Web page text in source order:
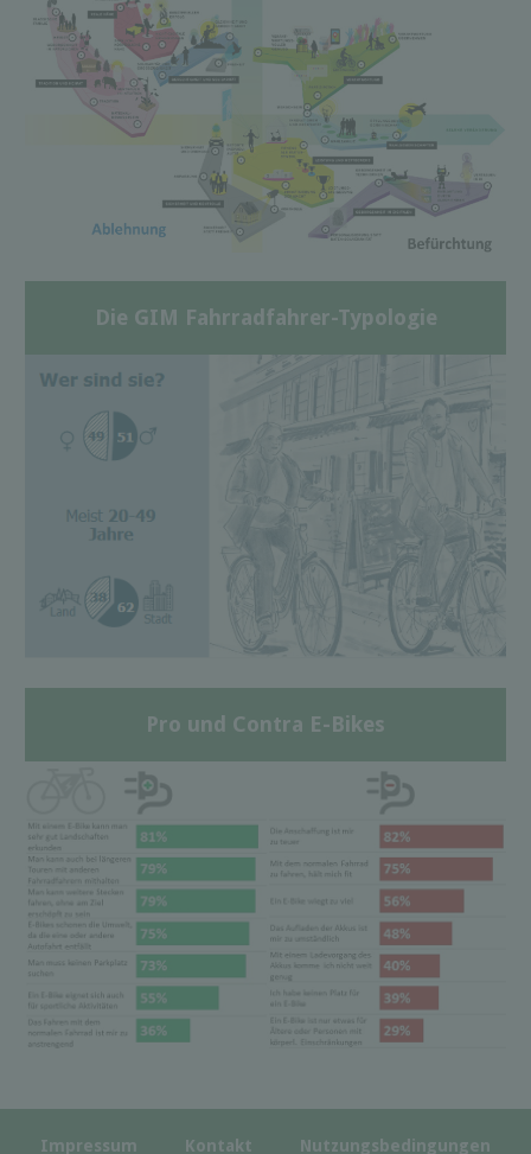
Die GIM Fahrradfahrer-Typologie
Pro und Contra E-Bikes
Impressum Kontakt Nutzungsbedingungen